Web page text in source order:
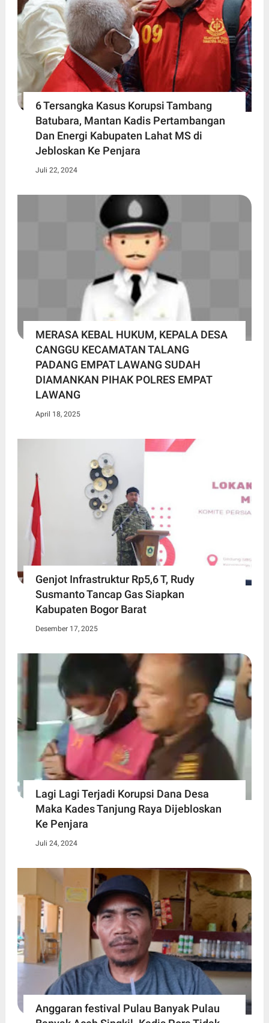
6 Tersangka Kasus Korupsi Tambang
Batubara, Mantan Kadis Pertambangan
Dan Energi Kabupaten Lahat MS di
Jebloskan Ke Penjara
Juli 22, 2024
MERASA KEBAL HUKUM, KEPALA DESA
CANGGU KECAMATAN TALANG
PADANG EMPAT LAWANG SUDAH
DIAMANKAN PIHAK POLRES EMPAT
LAWANG
April 18, 2025
Genjot Infrastruktur Rp5,6 T, Rudy
Susmanto Tancap Gas Siapkan
Kabupaten Bogor Barat
Desember 17, 2025
Lagi Lagi Terjadi Korupsi Dana Desa
Maka Kades Tanjung Raya Dijebloskan
Ke Penjara
Juli 24, 2024
Anggaran festival Pulau Banyak Pulau